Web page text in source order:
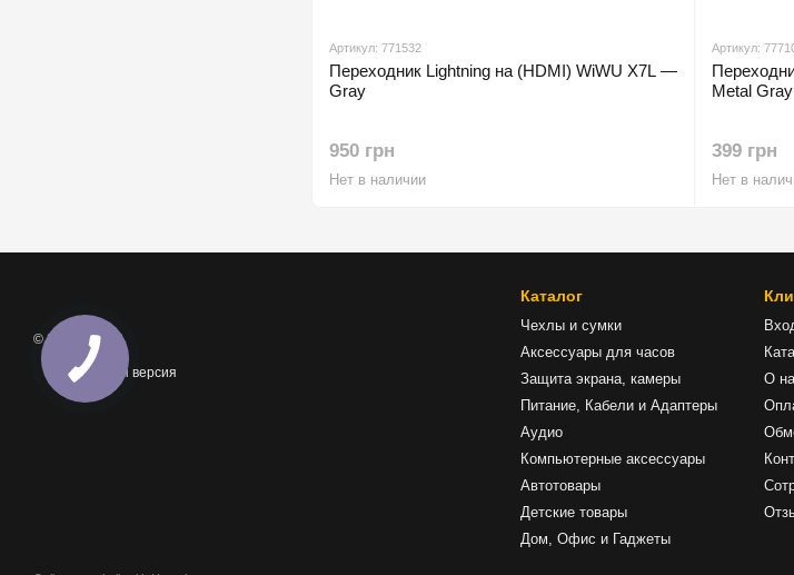
Артикул: 771532
Переходник Lightning на (HDMI) WiWU X7L —
Gray
950 грн
Нет в наличии
Артикул:
Metal Gray
399 грн
Нет в
© 2018 – 2026
Мобильная версия
Каталог
Чехлы и сумки
Аксессуары для часов
Защита экрана, камеры
Питание, Кабели и Адаптеры
Аудио
Компьютерные аксессуары
Автотовары
Детские товары
Дом, Офис и Гаджеты
О